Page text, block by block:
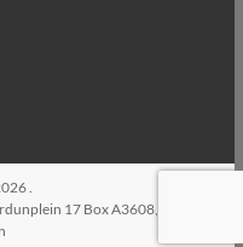
17 Box A3608, 5627SZ,